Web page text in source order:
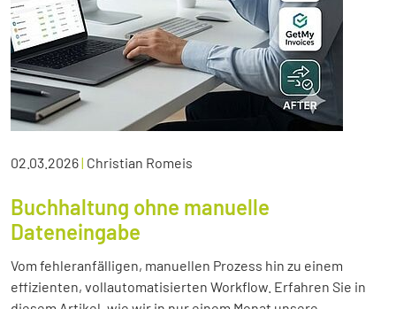
02.03.2026| Christian Romeis
Buchhaltung ohne manuelle
Dateneingabe
Vom fehleranfälligen, manuellen Prozess hin zu einem
effizienten, vollautomatisierten Workflow. Erfahren Sie in